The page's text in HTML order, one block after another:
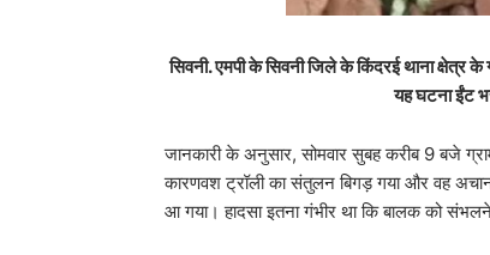
सिवनी.एमपी के सिवनी जिले के किंदरई थाना क्षेत्र
यह घटना ईंट
जानकारी के अनुसार, सोमवार सुबह करीब 9 बजे
कारणवश ट्रॉली का संतुलन बिगड़ गया और वह
आ गया। हादसा इतना गंभीर था कि बालक को